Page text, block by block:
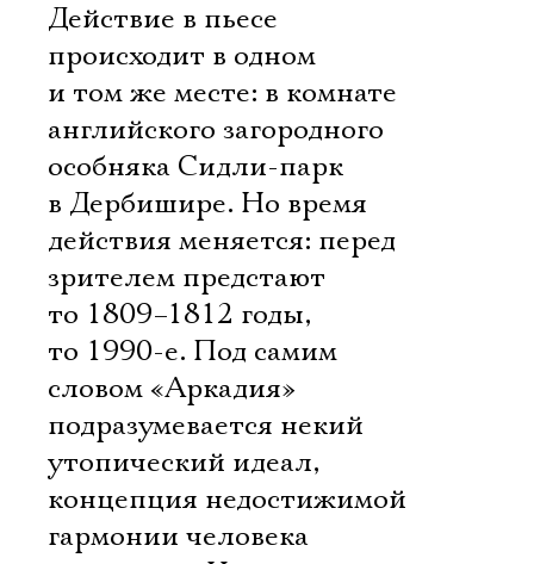
Действие в пьесе
происходит в одном
и том же месте: в комнате
английского загородного
особняка Сидли-парк
в Дербишире. Но время
действия меняется: перед
зрителем предстают
то 1809–1812 годы,
то 1990-е. Под самим
словом «Аркадия»
подразумевается некий
утопический идеал,
концепция недостижимой
гармонии человека